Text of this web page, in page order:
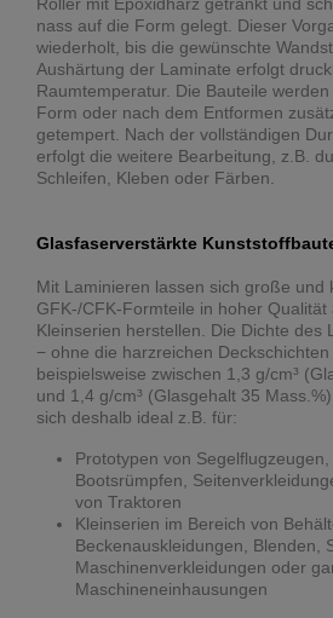
nass auf die Form gelegt. Dieser
wiederholt, bis die gewünschte
Aushärtung der Laminate erfolgt
Raumtemperatur. Die Bauteile
Form oder nach dem Entformen
getempert. Nach der vollständigen
erfolgt die weitere Bearbeitung, z.B.
Schleifen, Kleben oder Färben.
Glasfaserverstärkte
Mit Laminieren lassen sich große und
GFK-/CFK-Formteile in hoher
Kleinserien herstellen. Die Dichte des
− ohne die harzreichen
beispielsweise zwischen 1,3 g/cm³
und 1,4 g/cm³ (Glasgehalt 35
sich deshalb ideal z.B. für:
Prototypen von Segelflugzeugen,
Bootsrümpfen,
von Traktoren
Kleinserien im Bereich von
Beckenauskleidungen, Blenden,
Maschinenverkleidungen oder
Maschineneinhausungen